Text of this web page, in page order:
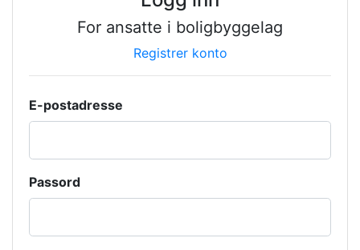
For ansatte i boligbyggelag
Registrer konto
E-postadresse
Passord